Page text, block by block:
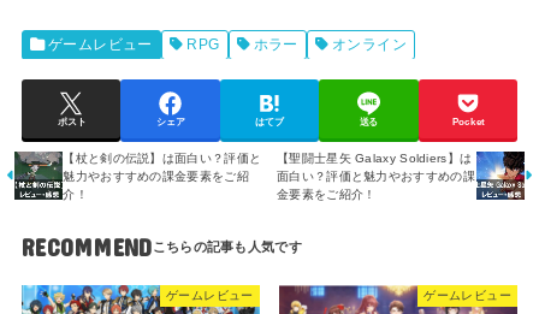
ゲームレビュー RPG ホラー オンライン
ポスト シェア はてブ 送る Pocket
【杖と剣の伝説】は面白い？評価と
魅力やおすすめの課金要素をご紹
介！
【聖闘士星矢 Galaxy Soldiers】は
面白い？評価と魅力やおすすめの課
金要素をご紹介！
RECOMMEND
ゲームレビュー ゲームレビュー